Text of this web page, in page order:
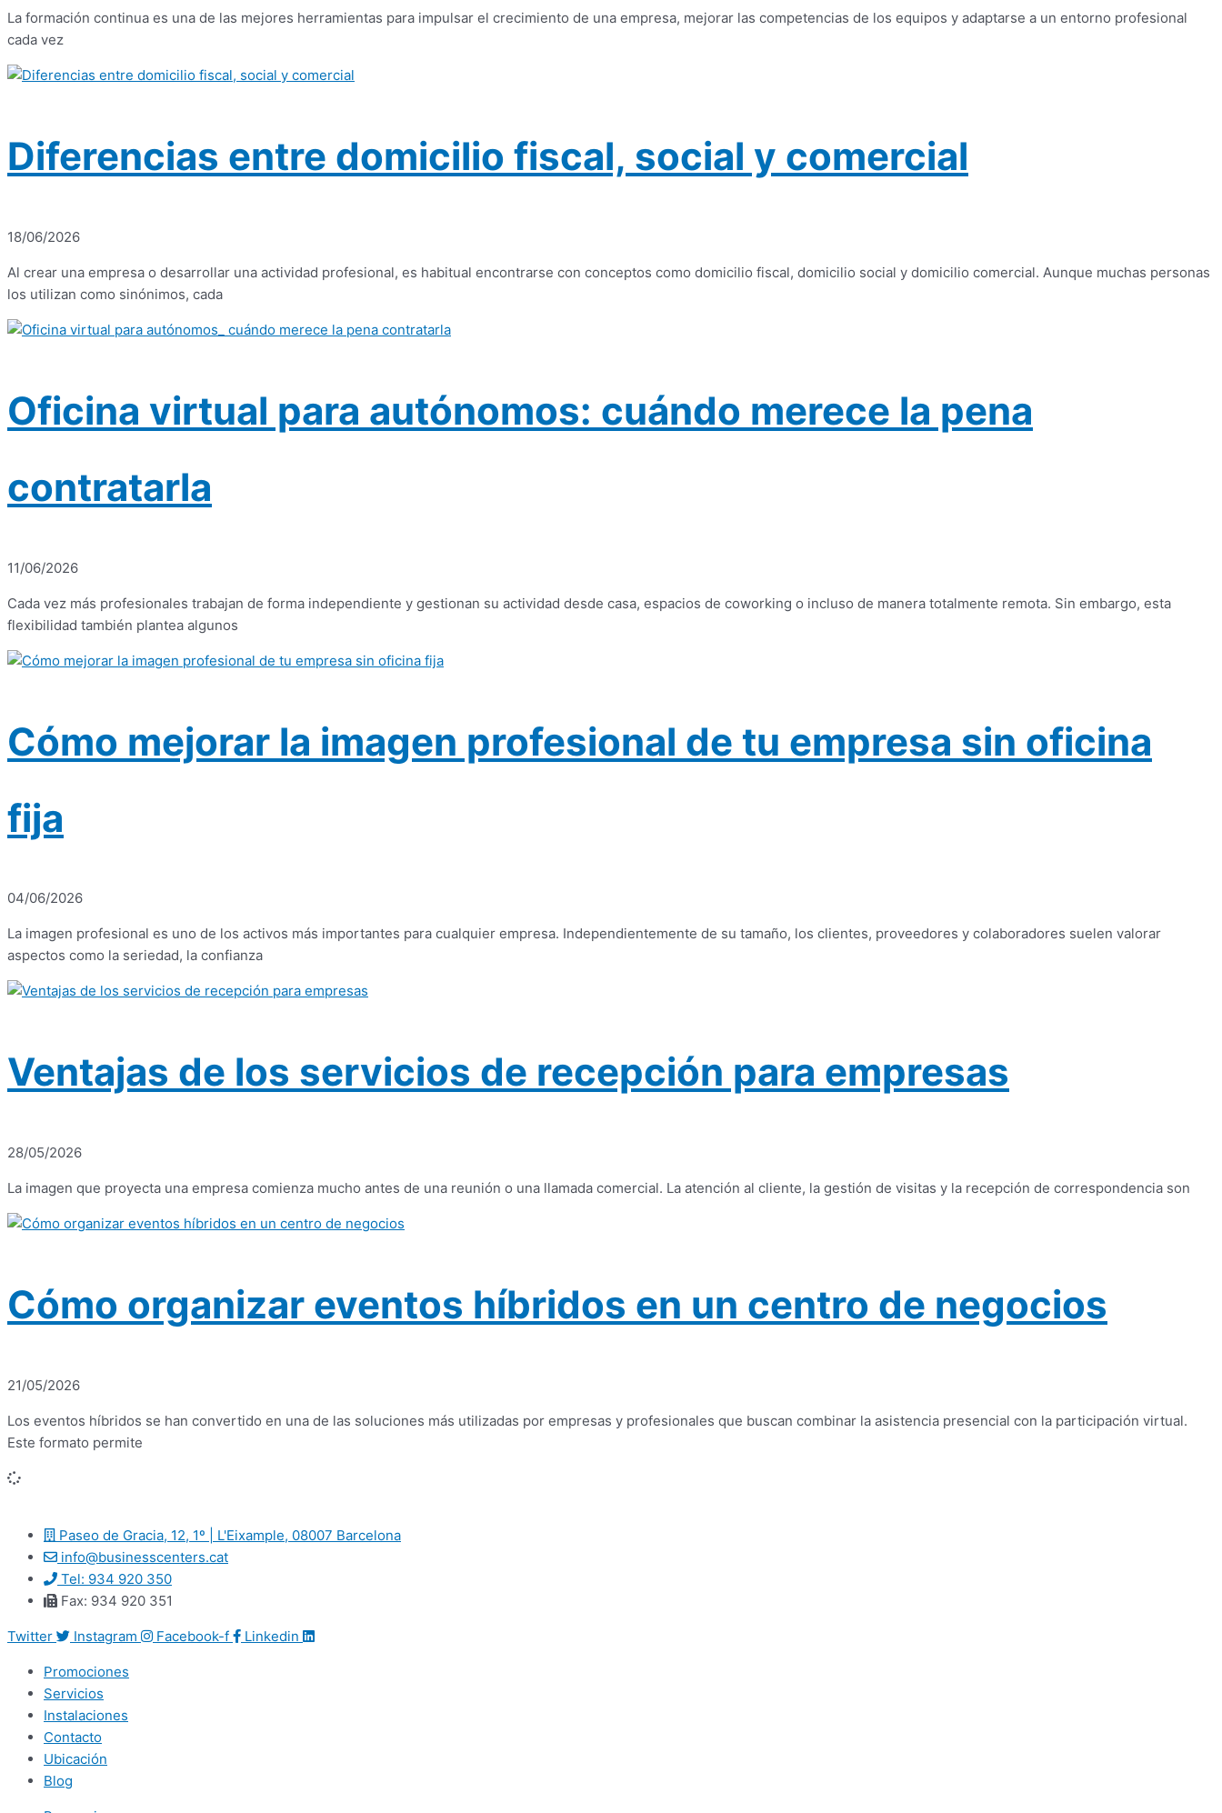
La formación continua es una de las mejores herramientas para impulsar el crecimiento de una empresa, mejorar las competencias de los equipos y adaptarse a un entorno profesional
cada vez
Diferencias entre domicilio fiscal, social y comercial
18/06/2026
Al crear una empresa o desarrollar una actividad profesional, es habitual encontrarse con conceptos como domicilio fiscal, domicilio social y domicilio comercial. Aunque muchas personas
los utilizan como sinónimos, cada
Oficina virtual para autónomos: cuándo merece la pena
contratarla
11/06/2026
Cada vez más profesionales trabajan de forma independiente y gestionan su actividad desde casa, espacios de coworking o incluso de manera totalmente remota. Sin embargo, esta
flexibilidad también plantea algunos
Cómo mejorar la imagen profesional de tu empresa sin oficina
fija
04/06/2026
La imagen profesional es uno de los activos más importantes para cualquier empresa. Independientemente de su tamaño, los clientes, proveedores y colaboradores suelen valorar
aspectos como la seriedad, la confianza
Ventajas de los servicios de recepción para empresas
28/05/2026
La imagen que proyecta una empresa comienza mucho antes de una reunión o una llamada comercial. La atención al cliente, la gestión de visitas y la recepción de correspondencia son
Cómo organizar eventos híbridos en un centro de negocios
21/05/2026
Los eventos híbridos se han convertido en una de las soluciones más utilizadas por empresas y profesionales que buscan combinar la asistencia presencial con la participación virtual.
Este formato permite
Paseo de Gracia, 12, 1º | L'Eixample, 08007 Barcelona
info@businesscenters.cat
Tel: 934 920 350
Fax: 934 920 351
Twitter Instagram Facebook-f Linkedin
Promociones
Servicios
Instalaciones
Contacto
Ubicación
Blog